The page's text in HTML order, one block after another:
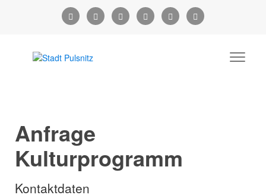
Anfrage
Kulturprogramm
Kontaktdaten